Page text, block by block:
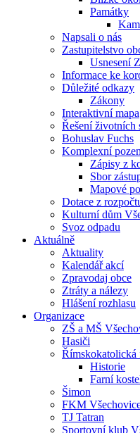
Památky
Napsali o nás
Zastupitelstvo
Usnesení
Informace ke
Důležité odkazy
Zákony
Interaktivní mapa
Řešení životních
Bohuslav Fuchs
Komplexní
Zápisy z
Sbor
Mapové
Dotace z
Kulturní dům
Svoz odpadu
Aktuálně
Aktuality
Kalendář akcí
Zpravodaj obce
Ztráty a nálezy
Hlášení rozhlasu
Organizace
ZŠ a MŠ
Hasiči
Římskokatolická
Historie
Farní
Šimon
FKM
TJ Tatran
Sportovní klub